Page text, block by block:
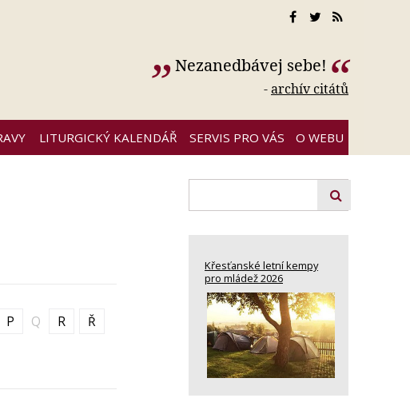
Nezanedbávej sebe!
-archív citátů
LITURGICKÝ KALENDÁŘ SERVIS PRO VÁS O WEBU
P Q R
Ř
Křesťanské letní kempy
pro mládež 2026